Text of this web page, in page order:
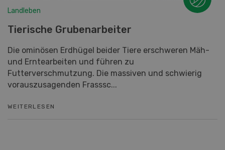
Landleben
Tierische Grubenarbeiter
Die ominösen Erdhügel beider Tiere erschweren Mäh-
und Erntearbeiten und führen zu
Futterverschmutzung. Die massiven und schwierig
vorauszusagenden Frasssc...
WEITERLESEN